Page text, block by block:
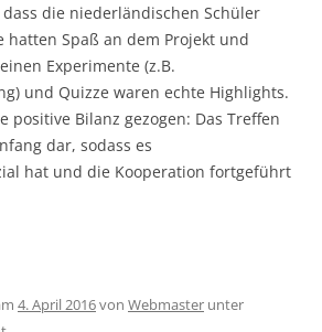
die niederländischen Schüler
hatten Spaß an dem Projekt und
Experimente (z.B.
und Quizze waren echte Highlights.
positive Bilanz gezogen: Das Treffen
dar, sodass es
hat und die Kooperation fortgeführt
4. April 2016von Webmaster unter